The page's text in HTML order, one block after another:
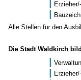
Alle Stellen für den
Die Stadt Waldkirch